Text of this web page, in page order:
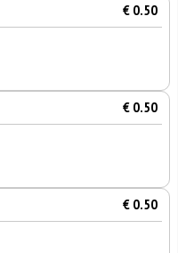
€ 0.50
€ 0.50
€ 0.50